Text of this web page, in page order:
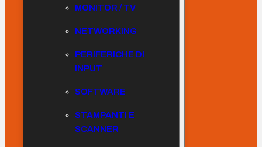
MONITOR / TV
NETWORKING
PERIFERICHE DI
INPUT
SOFTWARE
STAMPANTI E
SCANNER